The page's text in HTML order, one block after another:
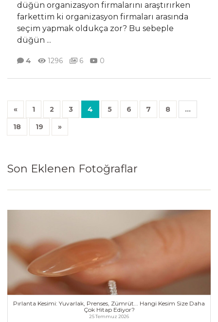
düğün organizasyon firmalarını araştırırken
farkettim ki organizasyon firmaları arasında
seçim yapmak oldukça zor? Bu sebeple
düğün ...
4 1296 6 0
« 1 2 3 4 5 6 7 8
...
18
19 »
Son Eklenen Fotoğraflar
Pırlanta Kesimi: Yuvarlak, Prenses, Zümrüt... Hangi Kesim Size Daha
Çok Hitap Ediyor?
25 Temmuz 2026